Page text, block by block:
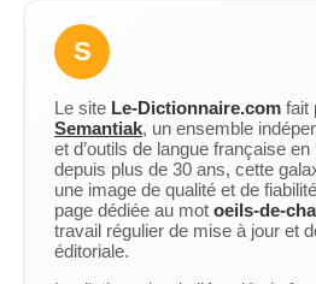
S
Le site Le-Dictionnaire.com fait
Semantiak, un ensemble
et d’outils de langue française
depuis plus de 30 ans, cette
une image de qualité et de
page dédiée au mot oeils-de-
travail régulier de mise à jour et
éditoriale.